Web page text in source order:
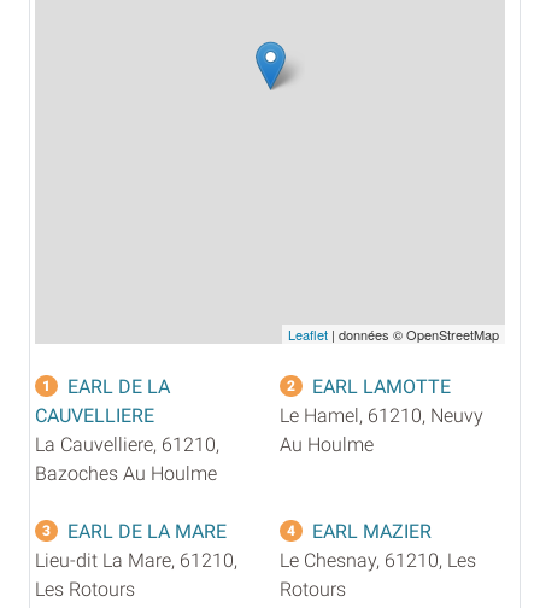
Leaflet | données © OpenStreetMap
1
EARL DE LA
CAUVELLIERE
La Cauvelliere, 61210,
Bazoches Au Houlme
2
EARL LAMOTTE
Le Hamel, 61210, Neuvy
Au Houlme
3
EARL DE LA MARE
Lieu-dit La Mare, 61210,
Les Rotours
4
EARL MAZIER
Le Chesnay, 61210, Les
Rotours